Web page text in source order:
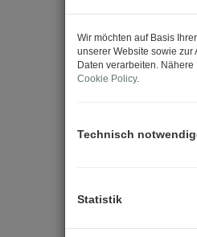
Wir möchten auf Basis
unserer Website sowie
Daten verarbeiten.
Cookie Policy.
Technisch
Statistik